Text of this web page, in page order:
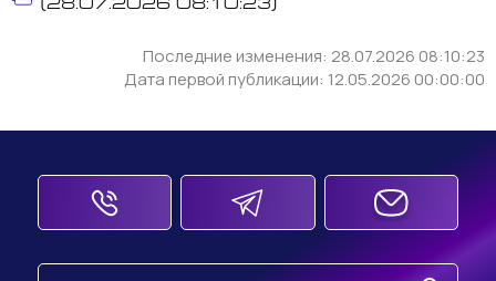
(28.07.2026 08:10:23)
Последние изменения: 28.07.2026 08:10:23
Дата первой публикации: 12.05.2026 00:00:00